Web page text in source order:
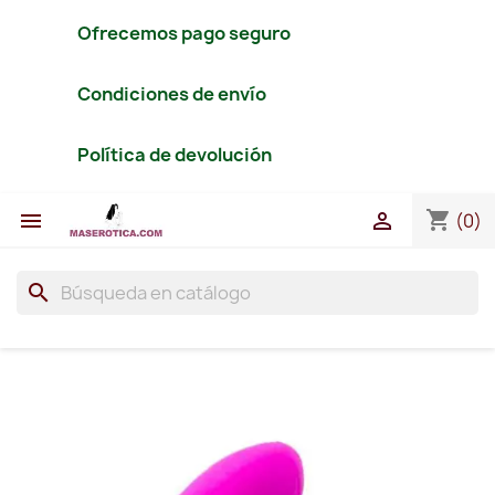
Ofrecemos pago seguro
Condiciones de envío
Política de devolución
 shopping_cart (0)

search